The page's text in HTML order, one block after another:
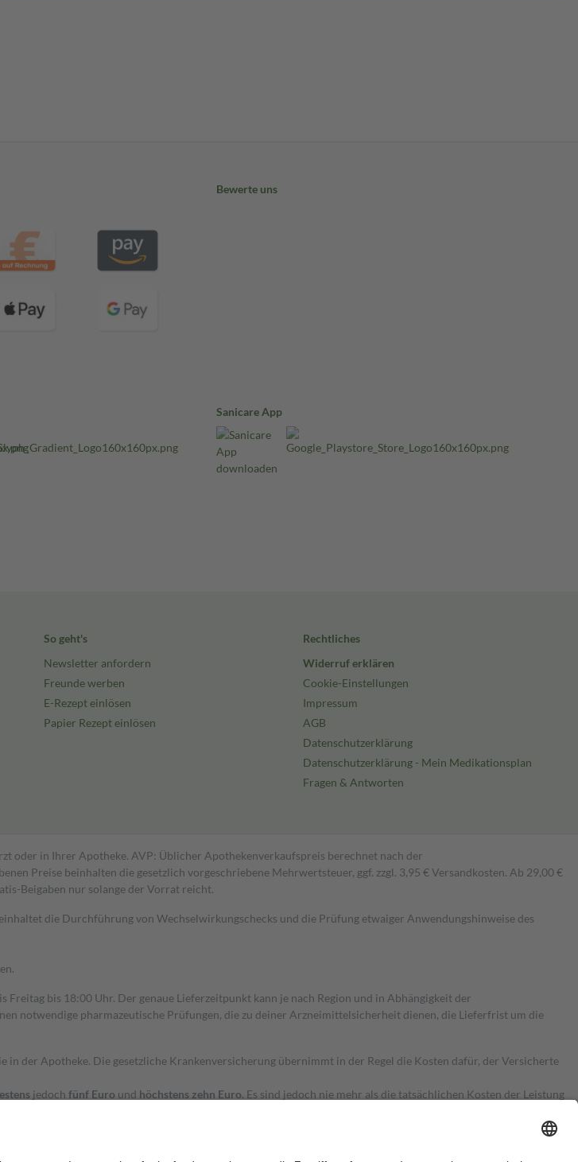
Bewerte uns
Sanicare App
So geht's
Newsletter anfordern
Freunde werben
E-Rezept einlösen
Papier Rezept einlösen
Rechtliches
Widerruf erklären
Cookie-Einstellungen
Impressum
AGB
Datenschutzerklärung
Datenschutzerklärung - Mein Medikationsplan
Fragen & Antworten
oder in Ihrer Apotheke. AVP: Üblicher Apothekenverkaufspreis berechnet nach der
Preise beinhalten die gesetzlich vorgeschriebene Mehrwertsteuer, ggf. zzgl. 3,95 € Versandkosten. Ab 29,00 €
Beigaben nur solange der Vorrat reicht.
die Durchführung von Wechselwirkungschecks und die Prüfung etwaiger Anwendungshinweise des
bis 18:00 Uhr. Der genaue Lieferzeitpunkt kann je nach Region und in Abhängigkeit der
notwendige pharmazeutische Prüfungen, die zu deiner Arzneimittelsicherheit dienen, die Lieferfrist um die
der Apotheke. Die gesetzliche Krankenversicherung übernimmt in der Regel die Kosten dafür, der Versicherte
jedoch fünf Euro und höchstens zehn Euro. Es sind jedoch nie mehr als die tatsächlichen Kosten der Leistung